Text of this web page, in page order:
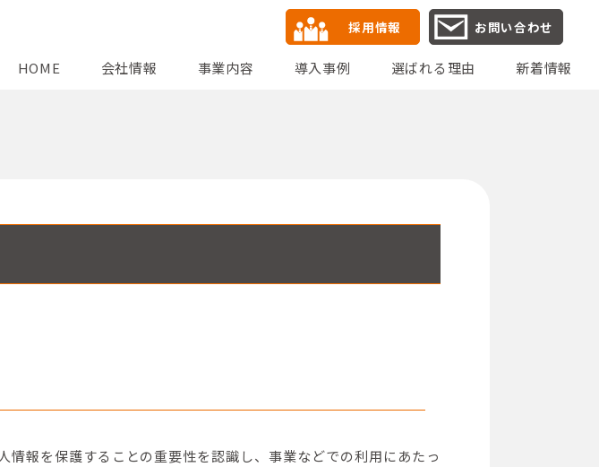
採用情報 お問い合わせ
HOME 会社情報 事業内容
カスタマイズ
導入事例 選ばれる理由 新着情報
報を保護することの重要性を認識し、事業などでの利用にあたっ